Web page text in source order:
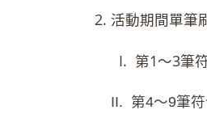
2. 活動期間單筆
I. 第1〜3筆
II. 第4〜9筆